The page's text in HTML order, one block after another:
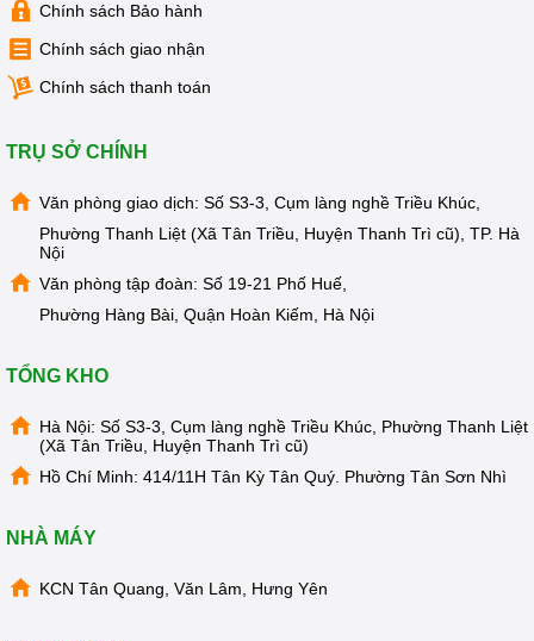
Chính sách Bảo hành
Chính sách giao nhận
Chính sách thanh toán
TRỤ SỞ CHÍNH
Văn phòng giao dịch: Số S3-3, Cụm làng nghề Triều Khúc,
Phường Thanh Liệt (Xã Tân Triều, Huyện Thanh Trì cũ), TP. Hà
Nội
Văn phòng tập đoàn: Số 19-21 Phố Huế,
Phường Hàng Bài, Quận Hoàn Kiếm, Hà Nội
TỔNG KHO
Hà Nội: Số S3-3, Cụm làng nghề Triều Khúc, Phường Thanh Liệt
(Xã Tân Triều, Huyện Thanh Trì cũ)
Hồ Chí Minh: 414/11H Tân Kỳ Tân Quý. Phường Tân Sơn Nhì
NHÀ MÁY
KCN Tân Quang, Văn Lâm, Hưng Yên